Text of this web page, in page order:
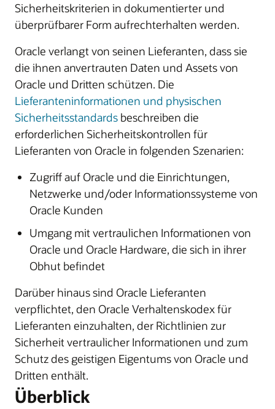
Sicherheitskriterien in dokumentierter und
überprüfbarer Form aufrechterhalten werden.
Oracle verlangt von seinen Lieferanten, dass sie
die ihnen anvertrauten Daten und Assets von
Oracle und Dritten schützen. Die
Lieferanteninformationen und physischen
Sicherheitsstandards beschreiben die
erforderlichen Sicherheitskontrollen für
Lieferanten von Oracle in folgenden Szenarien:
Zugriff auf Oracle und die Einrichtungen,
Netzwerke und/oder Informationssysteme von
Oracle Kunden
Umgang mit vertraulichen Informationen von
Oracle und Oracle Hardware, die sich in ihrer
Obhut befindet
Darüber hinaus sind Oracle Lieferanten
verpflichtet, den Oracle Verhaltenskodex für
Lieferanten einzuhalten, der Richtlinien zur
Sicherheit vertraulicher Informationen und zum
Schutz des geistigen Eigentums von Oracle und
Dritten enthält.
Überblick